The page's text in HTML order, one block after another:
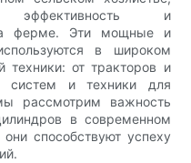
эффективность и
на ферме. Эти мощные и
в широком
техники: от тракторов и
систем и техники для
рассмотрим важность
в современном
способствуют успеху